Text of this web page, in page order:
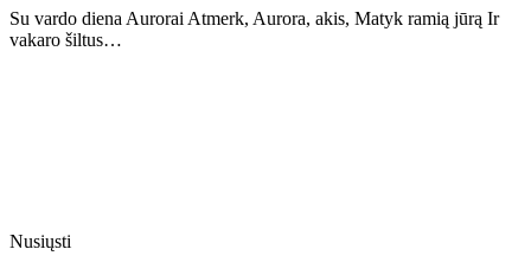
Su vardo diena Aurorai Atmerk, Aurora, akis, Matyk ramią jūrą Ir
vakaro šiltus…
Nusiųsti